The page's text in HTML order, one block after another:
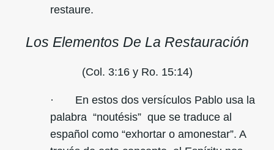
restaure.
Los Elementos De La Restauración
(Col. 3:16 y Ro. 15:14)
· En estos dos versículos Pablo usa la
palabra “noutésis” que se traduce al
español como “exhortar o amonestar”. A